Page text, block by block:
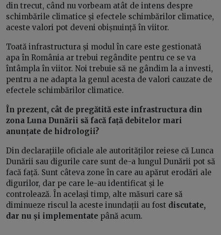
din trecut, când nu vorbeam atât de intens despre
schimbările climatice și efectele schimbărilor climatice,
aceste valori pot deveni obișnuință în viitor.
Toată infrastructura și modul în care este gestionată
apa în România ar trebui regândite pentru ce se va
întâmpla în viitor. Noi trebuie să ne gândim la a investi,
pentru a ne adapta la genul acesta de valori cauzate de
efectele schimbărilor climatice.
În prezent, cât de pregătită este infrastructura din
zona Luna Dunării să facă față debitelor mari
anunțate de hidrologii?
Din declarațiile oficiale ale autorităților reiese că Lunca
Dunării sau digurile care sunt de-a lungul Dunării pot să
facă față. Sunt câteva zone în care au apărut erodări ale
digurilor, dar pe care le-au identificat și le
controlează. În același timp, alte măsuri care să
diminueze riscul la aceste inundații au fost discutate,
dar nu și implementate până acum.